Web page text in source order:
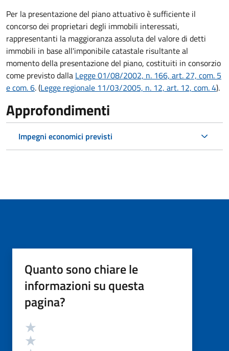
Per la presentazione del piano attuativo è sufficiente il
concorso dei proprietari degli immobili interessati,
rappresentanti la maggioranza assoluta del valore di detti
immobili in base all'imponibile catastale risultante al
momento della presentazione del piano, costituiti in consorzio
come previsto dalla Legge 01/08/2002, n. 166, art. 27, com. 5
e com. 6. (Legge regionale 11/03/2005, n. 12, art. 12, com. 4).
Approfondimenti
Impegni economici previsti
Quanto sono chiare le
informazioni su questa
pagina?
Valutazione